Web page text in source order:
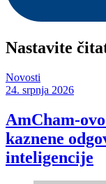
Nastavite
Novosti
24. srpnja 2026
AmCham-
kaznene
inteligencije